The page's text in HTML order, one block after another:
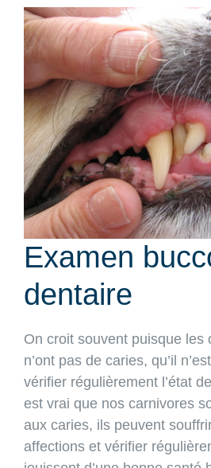
View
Larger
Image
Examen
dentaire
On croit souvent puisque les
n’ont pas de caries, qu’il
vérifier régulièrement l’état
est vrai que nos carnivores
aux caries, ils peuvent
affections et vérifier